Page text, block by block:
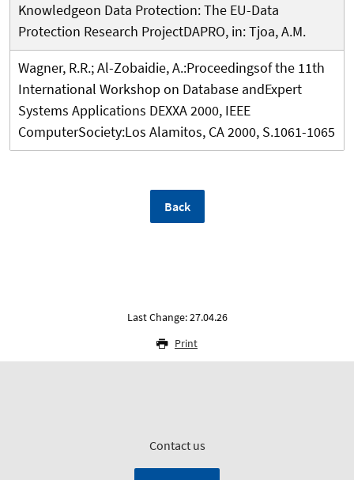
Knowledgeon Data Protection: The EU-Data
Protection Research ProjectDAPRO, in: Tjoa, A.M.
Wagner, R.R.; Al-Zobaidie, A.:Proceedingsof the 11th
International Workshop on Database andExpert
Systems Applications DEXXA 2000, IEEE
ComputerSociety:Los Alamitos, CA 2000, S.1061-1065
Back
Last Change: 27.04.26
Print
Contact us